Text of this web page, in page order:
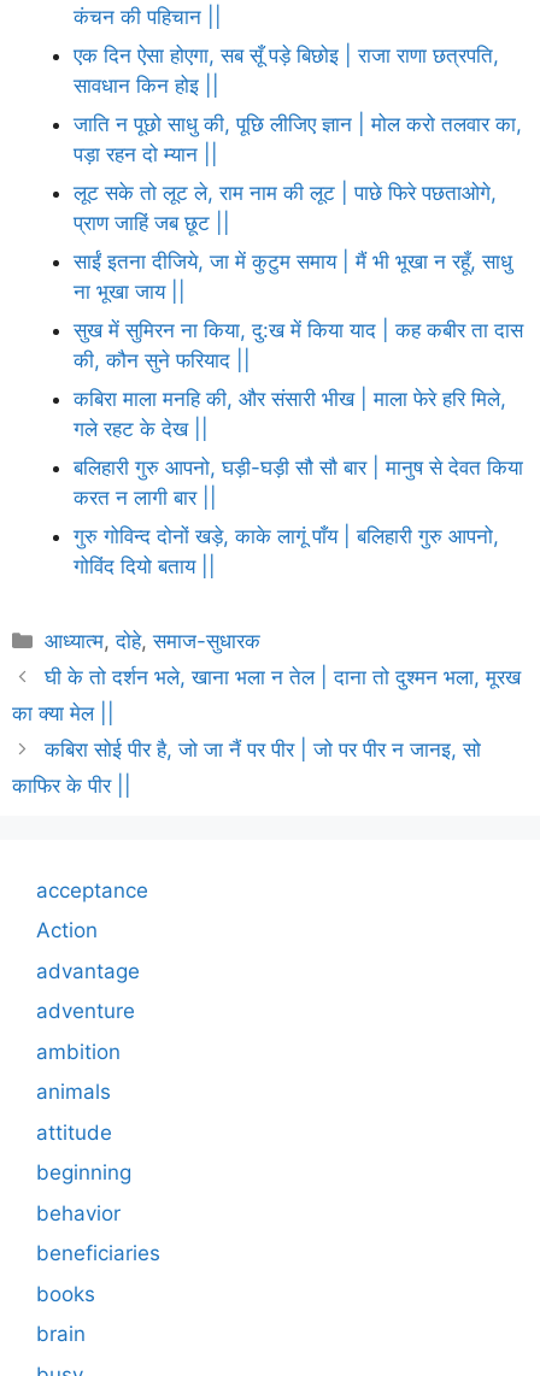
कंचन की पहिचान ||
एक दिन ऐसा होएगा, सब सूँ पड़े बिछोइ | राजा राणा छत्रपति,
सावधान किन होइ ||
जाति न पूछो साधु की, पूछि लीजिए ज्ञान | मोल करो तलवार का,
पड़ा रहन दो म्यान ||
लूट सके तो लूट ले, राम नाम की लूट | पाछे फिरे पछताओगे,
प्राण जाहिं जब छूट ||
साईं इतना दीजिये, जा में कुटुम समाय | मैं भी भूखा न रहूँ, साधु
ना भूखा जाय ||
सुख में सुमिरन ना किया, दु:ख में किया याद | कह कबीर ता दास
की, कौन सुने फरियाद ||
कबिरा माला मनहि की, और संसारी भीख | माला फेरे हरि मिले,
गले रहट के देख ||
बलिहारी गुरु आपनो, घड़ी-घड़ी सौ सौ बार | मानुष से देवत किया
करत न लागी बार ||
गुरु गोविन्द दोनों खड़े, काके लागूं पाँय | बलिहारी गुरु आपनो,
गोविंद दियो बताय ||
Categories
आध्यात्म,दोहे,समाज-सुधारक
घी के तो दर्शन भले, खाना भला न तेल | दाना तो दुश्मन भला, मूरख
का क्या मेल ||
कबिरा सोई पीर है, जो जा नैं पर पीर | जो पर पीर न जानइ, सो
काफिर के पीर ||
acceptance
Action
advantage
adventure
ambition
animals
attitude
beginning
behavior
beneficiaries
books
brain